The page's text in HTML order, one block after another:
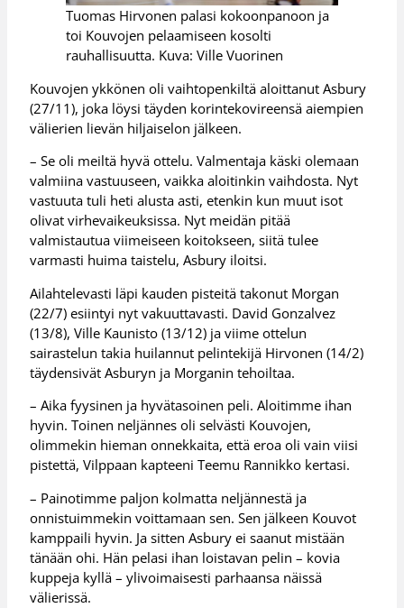
Tuomas Hirvonen palasi kokoonpanoon ja
toi Kouvojen pelaamiseen kosolti
rauhallisuutta. Kuva: Ville Vuorinen
Kouvojen ykkönen oli vaihtopenkiltä aloittanut Asbury
(27/11), joka löysi täyden korintekovireensä aiempien
välierien lievän hiljaiselon jälkeen.
– Se oli meiltä hyvä ottelu. Valmentaja käski olemaan
valmiina vastuuseen, vaikka aloitinkin vaihdosta. Nyt
vastuuta tuli heti alusta asti, etenkin kun muut isot
olivat virhevaikeuksissa. Nyt meidän pitää
valmistautua viimeiseen koitokseen, siitä tulee
varmasti huima taistelu, Asbury iloitsi.
Ailahtelevasti läpi kauden pisteitä takonut Morgan
(22/7) esiintyi nyt vakuuttavasti. David Gonzalvez
(13/8), Ville Kaunisto (13/12) ja viime ottelun
sairastelun takia huilannut pelintekijä Hirvonen (14/2)
täydensivät Asburyn ja Morganin tehoiltaa.
– Aika fyysinen ja hyvätasoinen peli. Aloitimme ihan
hyvin. Toinen neljännes oli selvästi Kouvojen,
olimmekin hieman onnekkaita, että eroa oli vain viisi
pistettä, Vilppaan kapteeni Teemu Rannikko kertasi.
– Painotimme paljon kolmatta neljännestä ja
onnistuimmekin voittamaan sen. Sen jälkeen Kouvot
kamppaili hyvin. Ja sitten Asbury ei saanut mistään
tänään ohi. Hän pelasi ihan loistavan pelin – kovia
kuppeja kyllä – ylivoimaisesti parhaansa näissä
välierissä.